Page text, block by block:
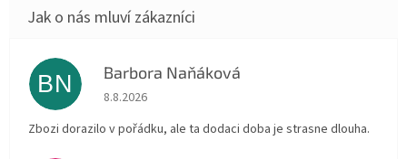
BN Barbora Naňáková
Hodnocení obchodu je 3 z 5 hvězdiček.
8.8.2026
Zbozi dorazilo v pořádku, ale ta dodaci doba je strasne dlouha.